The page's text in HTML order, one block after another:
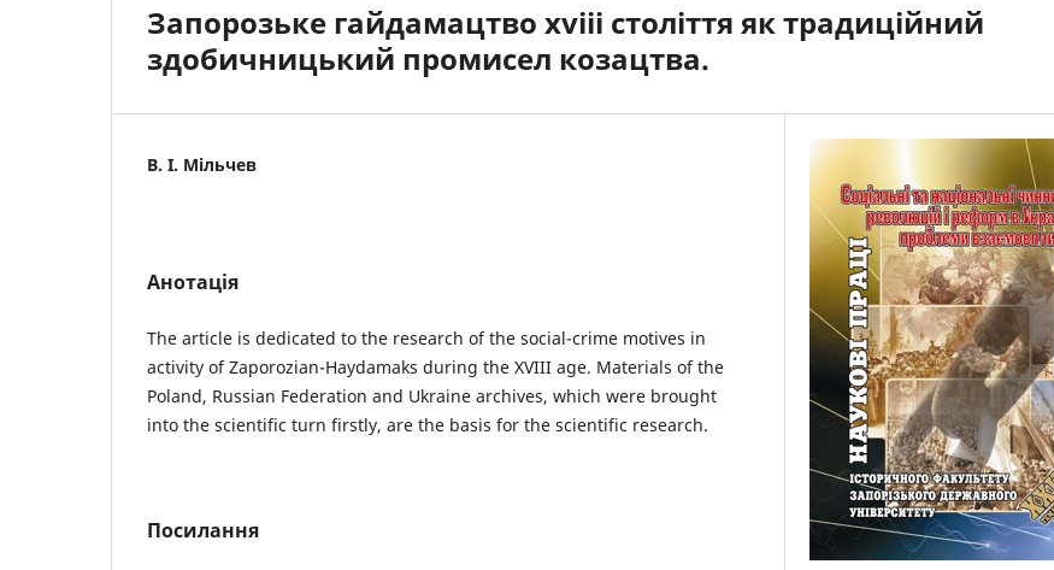
Запорозьке гайдамацтво xviii століття як традиційний
здобичницький промисел козацтва.
В. І. Мільчев
Анотація
The article is dedicated to the research of the social-crime motives in
activity of Zaporozian-Haydamaks during the XVIII age. Materials of the
Poland, Russian Federation and Ukraine archives, which were brought
into the scientific turn firstly, are the basis for the scientific research.
Посилання